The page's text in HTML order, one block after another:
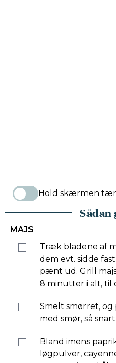
Hold skærmen
MAJS
Træk bladene af
dem evt. sidde
pænt ud. Grill
8 minutter i alt, til
Smelt smørret, og
med smør, så
Bland imens
løgpulver,